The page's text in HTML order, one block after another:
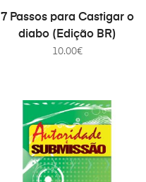
COMPRAR
7 Passos para Castigar o
diabo (Edição BR)
10.00€